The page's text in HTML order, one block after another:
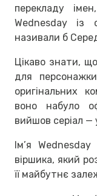
перекладу
Wednesday із
називали б
Цікаво знати,
для
оригінальних
воно набуло
вийшов серіал —
Ім’я
віршика, який
її майбутнє